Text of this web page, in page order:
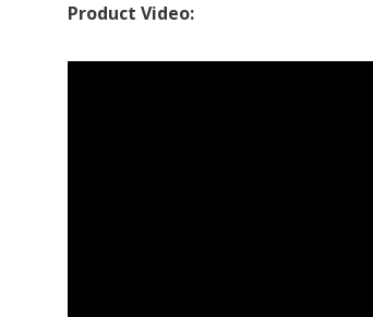
Product Video: